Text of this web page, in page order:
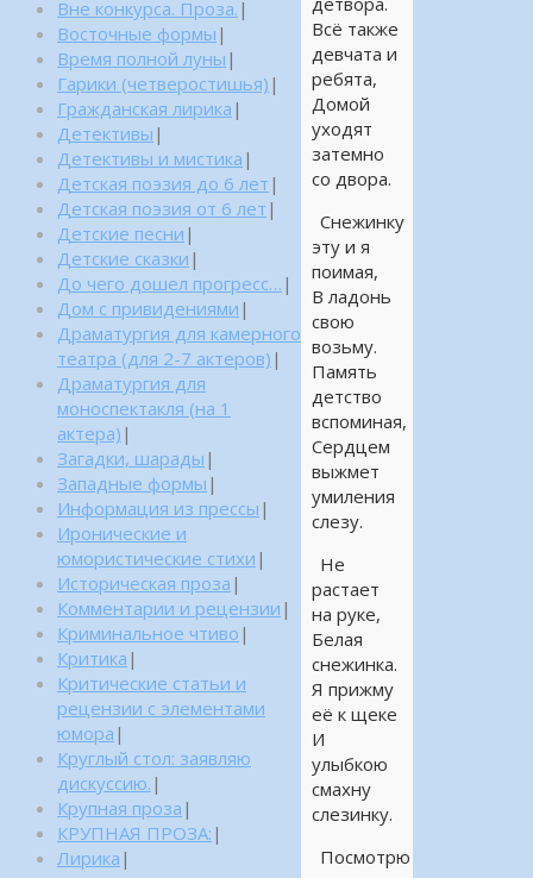
Всё также
девчата и
ребята,
Домой
уходят
затемно
со двора.
Снежинку
эту и я
поимая,
В ладонь
свою
возьму.
Память
детство
вспоминая,
Сердцем
выжмет
умиления
слезу.
Не
растает
на руке,
Белая
снежинка.
Я прижму
её к щеке
И
улыбкою
смахну
слезинку.
Посмотрю
Вне конкурса. Проза. |
Восточные формы |
Время полной луны |
Гарики (четверостишья) |
Гражданская лирика |
Детективы |
Детективы и мистика |
Детская поэзия до 6 лет |
Детская поэзия от 6 лет |
Детские песни |
Детские сказки |
До чего дошел прогресс… |
Дом с привидениями |
Драматургия для камерного
театра (для 2-7 актеров) |
Драматургия для
моноспектакля (на 1
актера) |
Загадки, шарады |
Западные формы |
Информация из прессы |
Иронические и
юмористические стихи |
Историческая проза |
Комментарии и рецензии |
Криминальное чтиво |
Критика |
Критические статьи и
рецензии с элементами
юмора |
Круглый стол: заявляю
дискуссию. |
Крупная проза |
КРУПНАЯ ПРОЗА: |
Лирика |